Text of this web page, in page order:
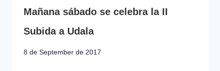
Mañana sábado se celebra la II
Subida a Udala
8 de September de 2017